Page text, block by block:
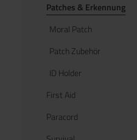
Patches & Erkennung
Moral Patch
Patch Zubehör
ID Holder
First Aid
Paracord